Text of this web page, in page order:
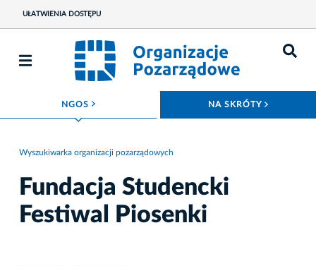
UŁATWIENIA DOSTĘPU
NGOS ROZWIŃ MENU NA SKRÓTY
Wyszukiwarka organizacji pozarządowych
Fundacja Studencki
Festiwal Piosenki